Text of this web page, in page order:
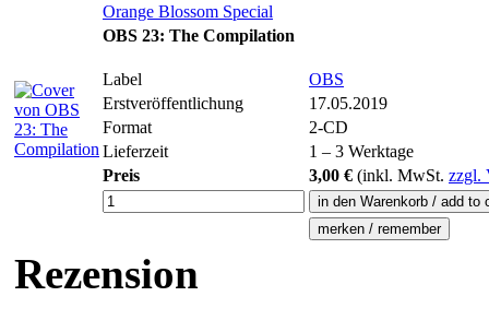
Orange Blossom Special
OBS 23: The Compilation
Label
OBS
Erstveröffentlichung
17.05.2019
Format
2-CD
Lieferzeit
1 – 3 Werktage
Preis
3,00 € (inkl. MwSt. zzgl.
Rezension